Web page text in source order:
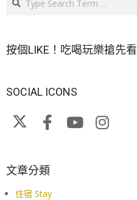
按個LIKE！吃喝玩樂搶先看
SOCIAL ICONS
文章分類
住宿 Stay